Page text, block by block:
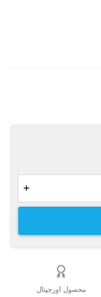
+
محصول اورجینال